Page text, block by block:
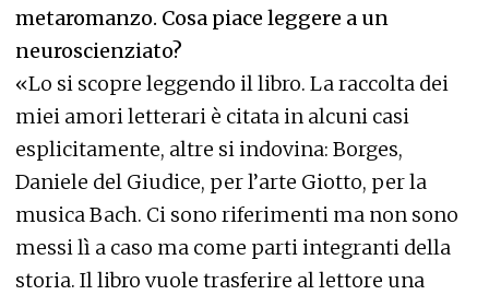
metaromanzo. Cosa piace leggere a un
neuroscienziato?
«Lo si scopre leggendo il libro. La raccolta dei
miei amori letterari è citata in alcuni casi
esplicitamente, altre si indovina: Borges,
Daniele del Giudice, per l’arte Giotto, per la
musica Bach. Ci sono riferimenti ma non sono
messi lì a caso ma come parti integranti della
storia. Il libro vuole trasferire al lettore una